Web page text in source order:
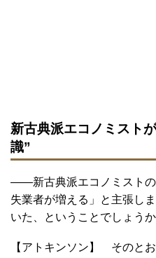
新古典派エコノミスト
識”
――新古典派エコノミスト
失業者が増える」と主張し
いた、ということでしょうか
【アトキンソン】 そのと